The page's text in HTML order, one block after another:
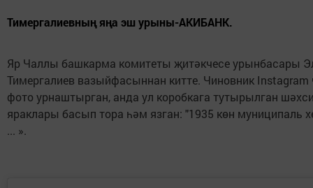
Тимергалиевның яңа эш урыны-АКИБАНК.
Яр Чаллы башкарма комитеты җитәкчесе урынбасары
Тимергалиев вазыйфасыннан китте. Чиновник Instagram
фото урнаштырган, анда ул коробкага тутырылган
яраклары басып тора һәм язган: "1935 көн муниципаль
... ».